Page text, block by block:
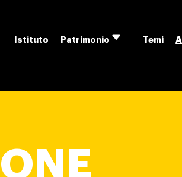
Istituto Patrimonio Temi